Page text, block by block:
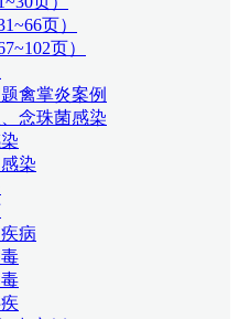
页）
页）
禽掌炎案例
念珠菌感染
染
病